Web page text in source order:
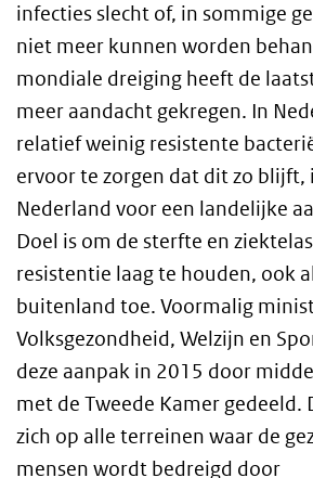
infecties slecht of, in sommige
niet meer kunnen worden
mondiale dreiging heeft de
meer aandacht gekregen. In
relatief weinig resistente
ervoor te zorgen dat dit zo blijft,
Nederland voor een landelijke
Doel is om de sterfte en
resistentie laag te houden, ook
buitenland toe. Voormalig
Volksgezondheid, Welzijn en
deze aanpak in 2015 door
met de Tweede Kamer gedeeld.
zich op alle terreinen waar de
mensen wordt bedreigd door